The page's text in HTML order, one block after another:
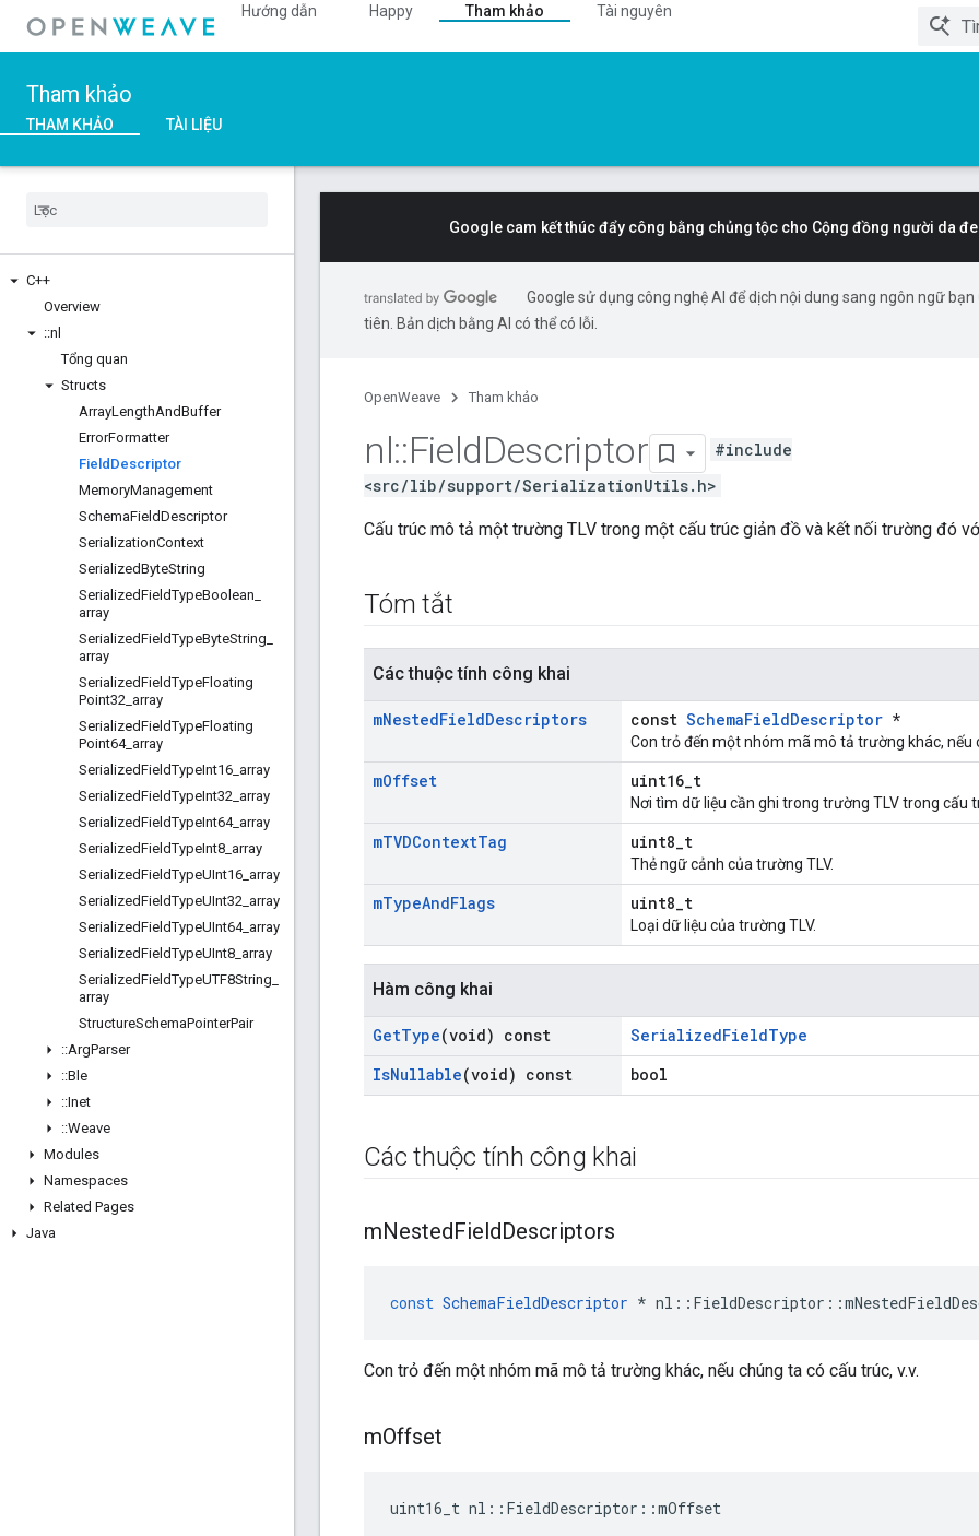
Hướng dẫn Happy Tham khảo
Tài nguyên
Tham khảo
THAM KHẢO TÀI LIỆU
C++
Overview
::nl
Tổng quan
Structs
ArrayLengthAndBuffer
ErrorFormatter
Field Descriptor
MemoryManagement
SchemaFieldDescriptor
SerializationContext
SerializedByteString
SerializedFieldTypeBoolean
array
SerializedFieldTypeByteString
array
SerializedFieldTypeFloating
Point32 array
SerializedFieldTypeFloating
Point64_ array
SerializedFieldTypeInt16 array
SerializedFieldTypeInt32 array
SerializedFieldTypeInt64_ array
SerializedFieldTypeInt8 array
SerializedFieldTypeUInt16 array
SerializedFieldTypeUInt32 array
SerializedFieldTypeUInt64_ array
SerializedFieldTypeUInt8 array
SerializedFieldTypeUTF8String
array
StructureSchemaPointerPair
::ArgParser
::Ble
::Inet
::Weave
Modules
Namespaces
Related Pages
Java
Google cam kết thúc đẩy công bằng chủng tộc cho Cộng đồng người da
Google sử dụng công nghệ AI để dịch nội dung sang ngôn ngữ bạn
tiên. Bản dịch bằng AI có thể có lỗi.
OpenWeave Tham khảo
nl::FieldDescriptor
#include
<src/lib/support/SerializationUtils.h>
Cấu trúc mô tả một trường TLV trong một cấu trúc giản đồ và kết nối trường đó
Tóm tắt
Các thuộc tính công khai
mNestedFieldDescriptors const SchemaFieldDescriptor *
Con trỏ đến một nhóm mã mô tả trường khác, nếu
mOffset uint16_t
Nơi tìm dữ liệu cần ghi trong trường TLV trong cấu
mTVDContextTag uint8_t
Thẻ ngữ cảnh của trường TLV.
mTypeAndFlags uint8_t
Loại dữ liệu của trường TLV.
Hàm công khai
GetType(void) const
SerializedFieldType
IsNullable(void) const bool
Các thuộc tính công khai
mNestedFieldDescriptors
const SchemaFieldDescriptor * nl :: FieldDescriptor ::
Con trỏ đến một nhóm mã mô tả trường khác, nếu chúng ta có cấu trúc, v.v.
mOffset
uint16_t nl::FieldDescriptor::mOffset